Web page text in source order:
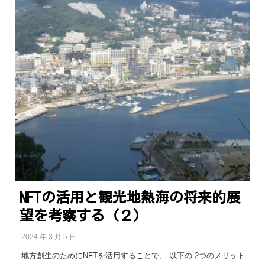
NFTの活用と観光地熱海の将来的展
望を考察する（２）
2024 年 3 月 5 日
地方創生のためにNFTを活用することで、 以下の 2つのメリット